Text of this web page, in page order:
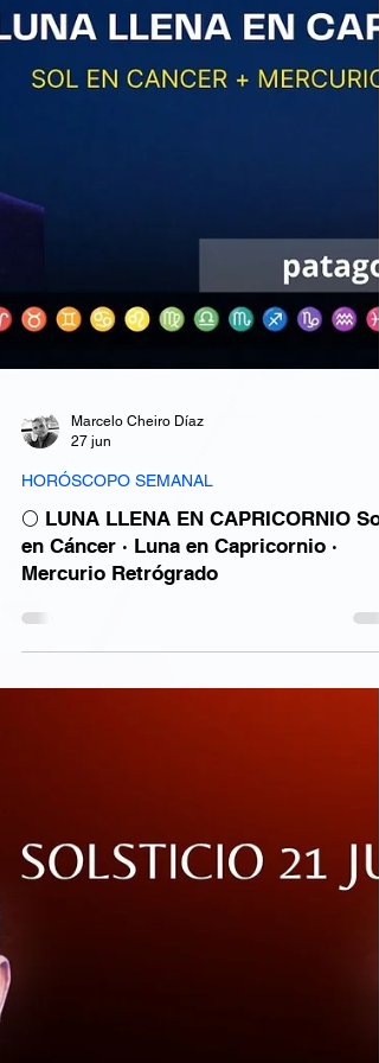
Marcelo Cheiro Díaz
🌕 LUNA LLENA EN CAPRICORNIO Sol
en Cáncer · Luna en Capricornio ·